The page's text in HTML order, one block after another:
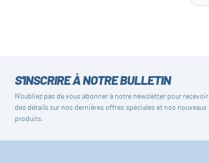
S'INSCRIRE À NOTRE BULLETIN
N'oubliez pas de vous abonner à notre newsletter pour recevoir
des détails sur nos dernières offres spéciales et nos nouveaux
produits.